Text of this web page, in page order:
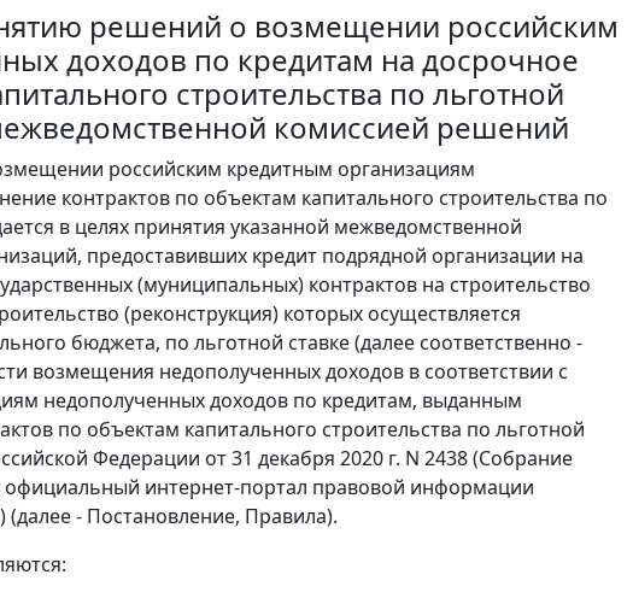
решений о возмещении российским
доходов по кредитам на досрочное
строительства по льготной
комиссией решений
российским кредитным организациям
контрактов по объектам капитального строительства по
в целях принятия указанной межведомственной
предоставивших кредит подрядной организации на
(муниципальных) контрактов на строительство
(реконструкция) которых осуществляется
бюджета, по льготной ставке (далее соответственно -
возмещения недополученных доходов в соответствии с
недополученных доходов по кредитам, выданным
по объектам капитального строительства по льготной
Федерации от 31 декабря 2020 г. N 2438 (Собрание
официальный интернет-портал правовой информации
- Постановление, Правила).